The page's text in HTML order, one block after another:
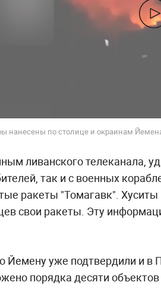
нанесены по столице и окраинам
ливанского телеканала,
так и с военных
ракеты "Томагавк". Хуситы
свои ракеты. Эту
Йемену уже подтвердили и в
порядка десяти